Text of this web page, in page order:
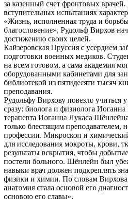
за казенный счет фронтовых
вступительных испытаниях
«Жизнь, исполненная труда и
благословение», Рудольф Вирхов
достижению своих целей.
Кайзеровская Пруссия с усердием
подготовки военных медиков.
на всем готовом, а сама академия
оборудованными кабинетами для
библиотекой из пятидесяти тысяч
преподавания.
Рудольфу Вирхову повезло учиться
сразу: биолога и физиолога
терапевта Иоганна Лукаса
только блестящим преподавателем,
профессии. Микроскоп и
для исследования мокроты, крови,
результаты вскрытия, чтобы
постели больного. Шёнлейн был
навыки врач должен подкреплять
физики и химии. По словам
анатомия стала основой его
основою его славы».